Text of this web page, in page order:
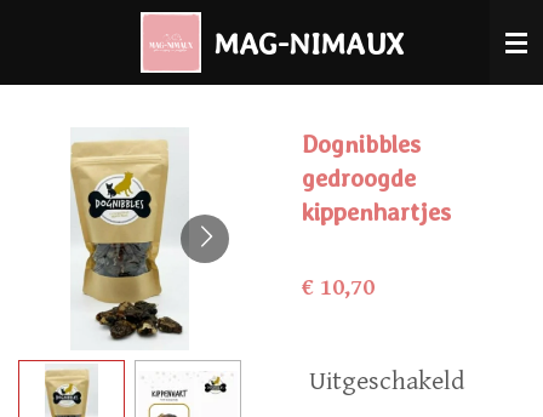
naar
hoofdinhoud
MAG-NIMAUX
Dognibbles
gedroogde
kippenhartjes
€ 10,70
Uitgeschakeld